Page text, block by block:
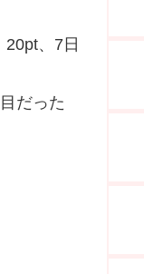
、7日
だった